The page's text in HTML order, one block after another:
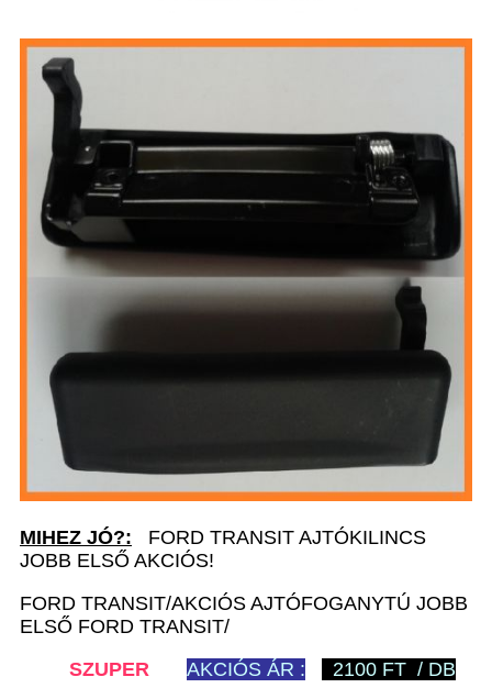
MIHEZ JÓ?: FORD TRANSIT AJTÓKILINCS
JOBB ELSŐ AKCIÓS!
FORD TRANSIT/AKCIÓS AJTÓFOGANYTÚ JOBB
ELSŐ FORD TRANSIT/
SZUPER
AKCIÓS ÁR :
2100 FT / DB